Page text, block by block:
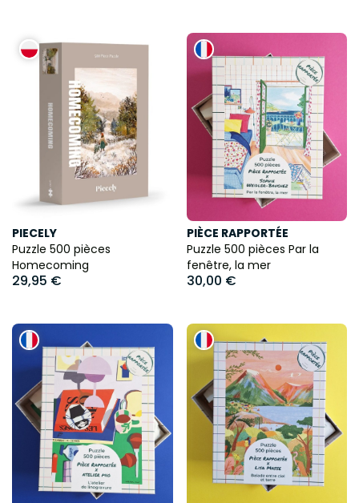
PIECELY
Puzzle 500 pièces
Homecoming
29,95 €
PIÈCE RAPPORTÉE
Puzzle 500 pièces Par la
fenêtre, la mer
30,00 €